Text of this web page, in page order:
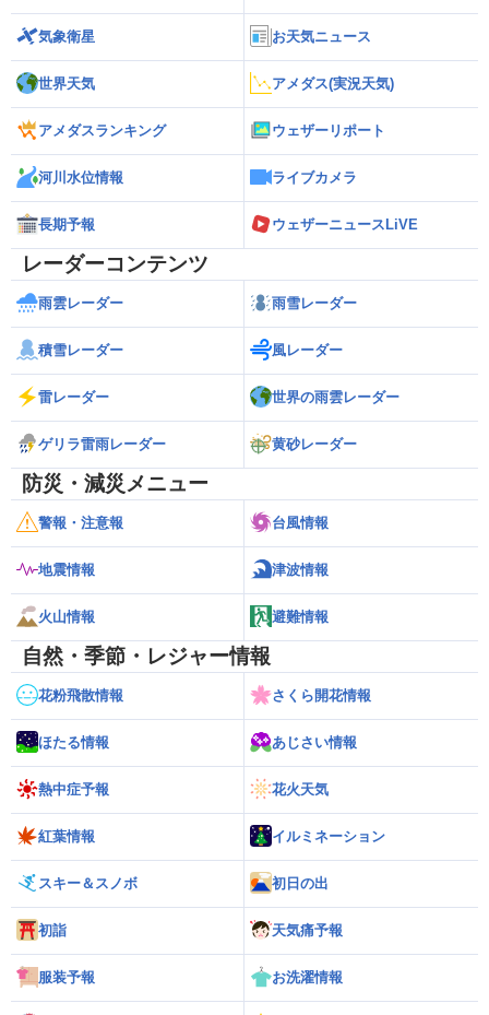
気象衛星 お天気ニュース
世界天気 アメダス(実況天気)
アメダスランキング ウェザーリポート
河川水位情報 ライブカメラ
長期予報 ウェザーニュースLiVE
レーダーコンテンツ
雨雲レーダー 雨雪レーダー
積雪レーダー 風レーダー
雷レーダー 世界の雨雲レーダー
ゲリラ雷雨レーダー 黄砂レーダー
防災・減災メニュー
警報・注意報 台風情報
地震情報 津波情報
火山情報 避難情報
自然・季節・レジャー情報
花粉飛散情報 さくら開花情報
ほたる情報 あじさい情報
熱中症予報 花火天気
紅葉情報 イルミネーション
スキー＆スノボ 初日の出
初詣 天気痛予報
服装予報 お洗濯情報